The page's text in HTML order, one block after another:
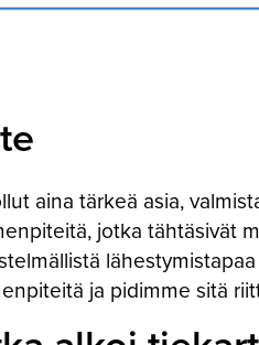
aina tärkeä asia,
jotka tähtäsivät
ja pidimme sitä